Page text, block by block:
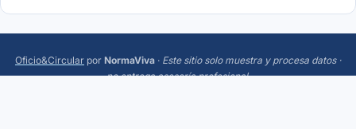
Oficio&Circular por NormaViva · Este sitio solo muestra y procesa datos ·
no entrega asesoría profesional.